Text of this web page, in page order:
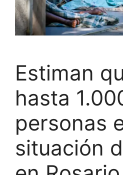
Estiman
hasta
personas
situación